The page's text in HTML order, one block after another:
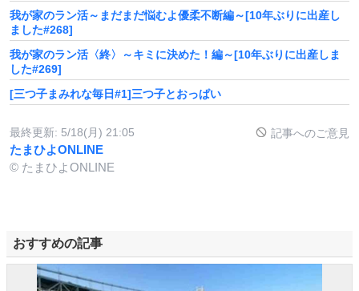
我が家のラン活～まだまだ悩むよ優柔不断編～[10年ぶりに出産し
ました#268]
我が家のラン活〈終〉～キミに決めた！編～[10年ぶりに出産しま
した#269]
[三つ子まみれな毎日#1]三つ子とおっぱい
最終更新: 5/18(月) 21:05 記事へのご意見
たまひよONLINE
© たまひよONLINE
おすすめの記事